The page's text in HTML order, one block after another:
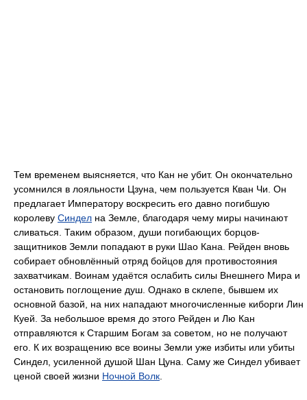
Тем временем выясняется, что Кан не убит. Он окончательно
усомнился в лояльности Цзуна, чем пользуется Кван Чи. Он
предлагает Императору воскресить его давно погибшую
королеву Синдел на Земле, благодаря чему миры начинают
сливаться. Таким образом, души погибающих борцов-
защитников Земли попадают в руки Шао Кана. Рейден вновь
собирает обновлённый отряд бойцов для противостояния
захватчикам. Воинам удаётся ослабить силы Внешнего Мира и
остановить поглощение душ. Однако в склепе, бывшем их
основной базой, на них нападают многочисленные киборги Лин
Куей. За небольшое время до этого Рейден и Лю Кан
отправляются к Старшим Богам за советом, но не получают
его. К их возращению все воины Земли уже избиты или убиты
Синдел, усиленной душой Шан Цуна. Саму же Синдел убивает
ценой своей жизни Ночной Волк